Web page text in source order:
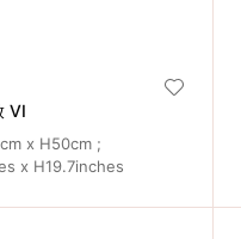
VI
x H50cm ;
x H19.7inches